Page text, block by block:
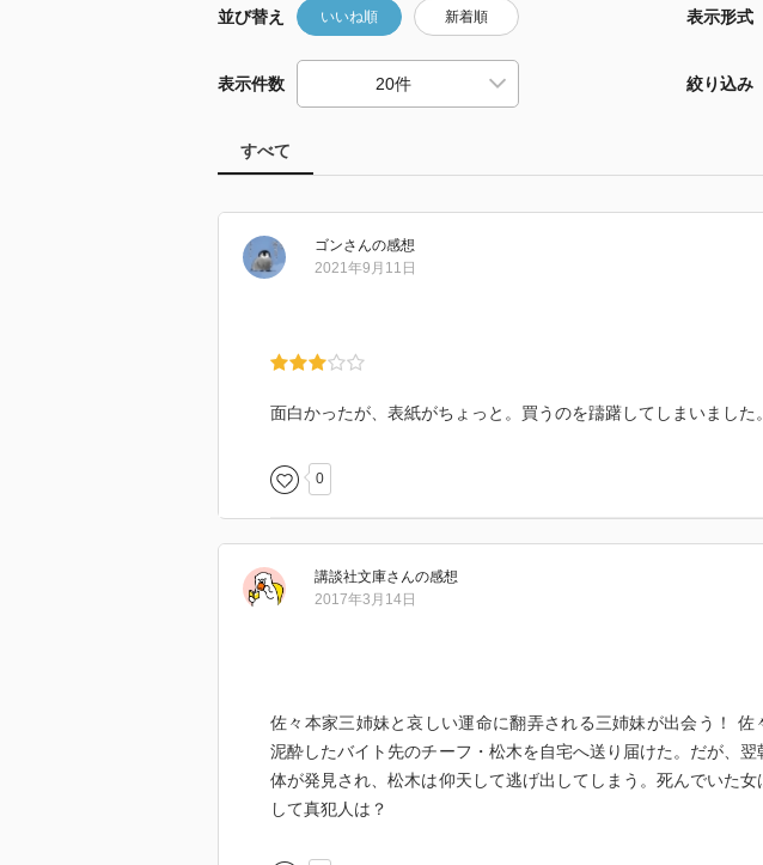
並び替え いいね順 新着順 表示形式
表示件数 絞り込み
すべて
ゴンさんの感想
2021年9月11日
面白かったが、表紙がちょっと。買うのを躊躇してしまいました。
0
講談社文庫さんの感想
2017年3月14日
佐々本家三姉妹と哀しい運命に翻弄される三姉妹が出会う！ 佐
泥酔したバイト先のチーフ・松木を自宅へ送り届けた。だが、
体が発見され、松木は仰天して逃げ出してしまう。死んでいた
して真犯人は？